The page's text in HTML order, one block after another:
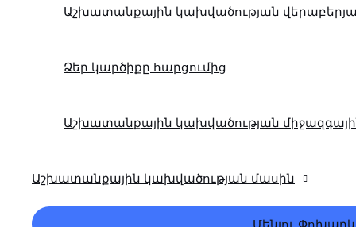
Աշխատանքային կախվածության
Ձեր կարծիքը հարցումից
Աշխատանքային կախվածության
Աշխատանքային կախվածության մասին